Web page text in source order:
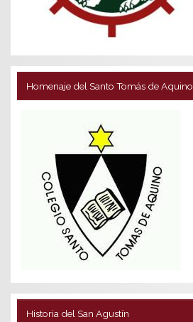
Homenaje del Santo Tomás de Aquino
Historia del San Agustín